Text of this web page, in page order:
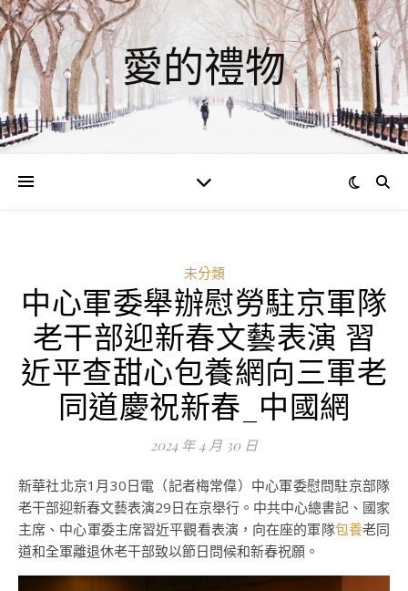
愛的禮物
未分類
中心軍委舉辦慰勞駐京軍隊
老干部迎新春文藝表演 習
近平查甜心包養網向三軍老
同道慶祝新春_中國網
2024 年 4 月 30 日
新華社北京1月30日電（記者梅常偉）中心軍委慰問駐京部隊
老干部迎新春文藝表演29日在京舉行。中共中心總書記、國家
主席、中心軍委主席習近平觀看表演，向在座的軍隊包養老同
道和全軍離退休老干部致以節日問候和新春祝願。